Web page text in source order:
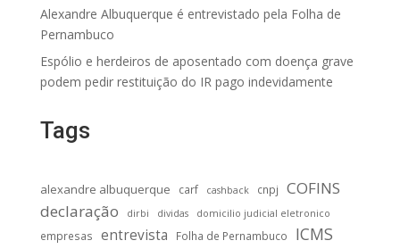
Alexandre Albuquerque é entrevistado pela Folha de
Pernambuco
Espólio e herdeiros de aposentado com doença grave
podem pedir restituição do IR pago indevidamente
Tags
alexandre albuquerque carf cashback cnpj
COFINS
declaração
dirbi dividas domicilio judicial eletronico
empresas entrevista Folha de Pernambuco ICMS